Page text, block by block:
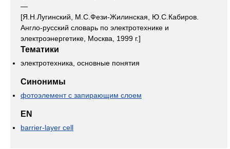
—
[Я.Н.Лугинский, М.С.Фези-Жилинская, Ю.С.Кабиров.
Англо-русский словарь по электротехнике и
электроэнергетике, Москва, 1999 г.]
Тематики
электротехника, основные понятия
Синонимы
фотоэлемент с запирающим слоем
EN
barrier-layer cell